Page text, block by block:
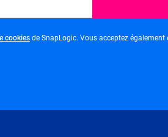
cookiesopens
de SnapLogic. Vous acceptez